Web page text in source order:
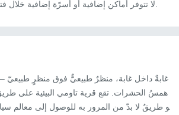
غابةٌ داخل غابة، منظرٌ طبيعيٌّ فوق منظرٍ طبيعيّ –
همسُ الحشرات. تقع قرية تاومي البيئية على